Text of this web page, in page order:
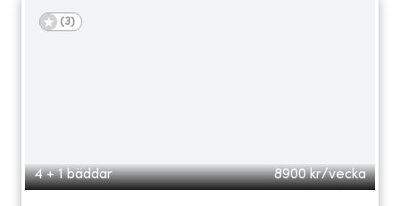
(3)
4 + 1 bäddar 8900 kr/vecka